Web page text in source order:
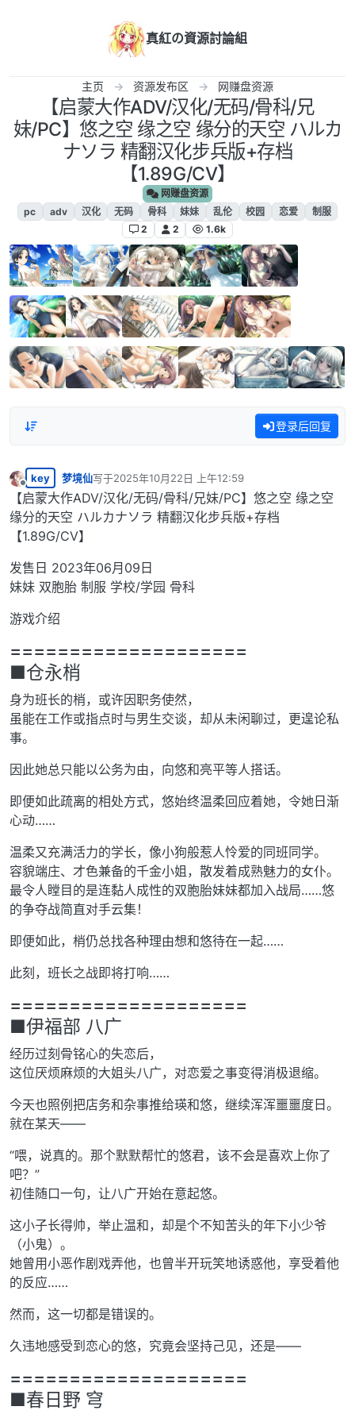
真紅の資源討論組
主页 资源发布区 网赚盘资源
【启蒙大作ADV/汉化/无码/骨科/兄
妹/PC】悠之空 缘之空 缘分的天空 ハルカ
ナソラ 精翻汉化步兵版+存档
【1.89G/CV】
网赚盘资源
pc
adv 汉化 无码 骨科 妹妹 乱伦 校园 恋爱
制服
2
2 1.6k
登录后回复
离线
key 梦境仙写于2025年10月22日 上午12:59
最后由 编辑
【启蒙大作ADV/汉化/无码/骨科/兄妹/PC】悠之空 缘之空
缘分的天空 ハルカナソラ 精翻汉化步兵版+存档
【1.89G/CV】
发售日 2023年06月09日
妹妹 双胞胎 制服 学校/学园 骨科
游戏介绍
====================
■仓永梢
身为班长的梢，或许因职务使然，
虽能在工作或指点时与男生交谈，却从未闲聊过，更遑论私
事。
因此她总只能以公务为由，向悠和亮平等人搭话。
即便如此疏离的相处方式，悠始终温柔回应着她，令她日渐
心动……
温柔又充满活力的学长，像小狗般惹人怜爱的同班同学。
容貌端庄、才色兼备的千金小姐，散发着成熟魅力的女仆。
最令人瞠目的是连黏人成性的双胞胎妹妹都加入战局……悠
的争夺战简直对手云集！
即便如此，梢仍总找各种理由想和悠待在一起……
此刻，班长之战即将打响……
====================
■伊福部 八广
经历过刻骨铭心的失恋后，
这位厌烦麻烦的大姐头八广，对恋爱之事变得消极退缩。
今天也照例把店务和杂事推给瑛和悠，继续浑浑噩噩度日。
就在某天——
“喂，说真的。那个默默帮忙的悠君，该不会是喜欢上你了
吧？”
初佳随口一句，让八广开始在意起悠。
这小子长得帅，举止温和，却是个不知苦头的年下小少爷
（小鬼）。
她曾用小恶作剧戏弄他，也曾半开玩笑地诱惑他，享受着他
的反应……
然而，这一切都是错误的。
久违地感受到恋心的悠，究竟会坚持己见，还是——
====================
■春日野 穹